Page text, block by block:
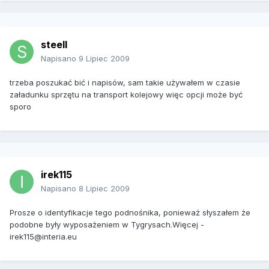
steell
Napisano 9 Lipiec 2009
trzeba poszukać bić i napisów, sam takie używałem w czasie
załadunku sprzętu na transport kolejowy więc opcji może być
sporo
irek115
Napisano 8 Lipiec 2009
Prosze o identyfikacje tego podnośnika, ponieważ słyszałem że
podobne były wyposażeniem w Tygrysach.Więcej -
irek115@interia.eu